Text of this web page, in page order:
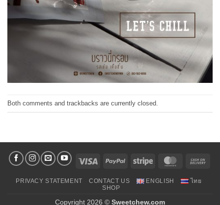
Both comments and trackbacks are currently closed.
Visa PayPal Stripe MasterCard
PRIVACY STATEMENT CONTACT US ENGLISH
ไทย
SHOP
Copyright 2026 © Sweetchew.com